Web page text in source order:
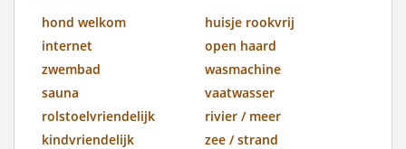
hond welkom
huisje rookvrij
internet
open haard
zwembad
wasmachine
sauna
vaatwasser
rolstoelvriendelijk
rivier / meer
kindvriendelijk
zee / strand